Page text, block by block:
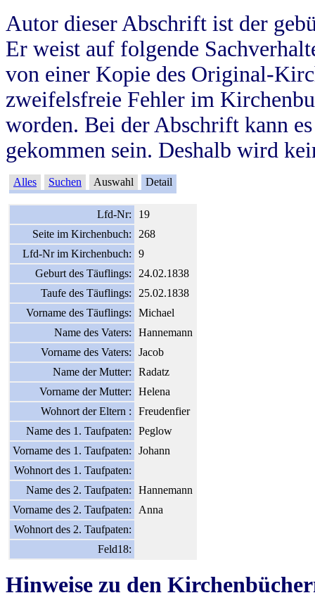
Autor dieser Abschrift ist der
Er weist auf folgende
von einer Kopie des Original-
zweifelsfreie Fehler im
worden. Bei der Abschrift kann
gekommen sein. Deshalb wird
Alles Suchen Auswahl Detail
Lfd-Nr:
19
Seite im Kirchenbuch:
268
Lfd-Nr im Kirchenbuch:
9
Geburt des Täuflings:
24.02.1838
Taufe des Täuflings:
25.02.1838
Vorname des Täuflings:
Michael
Name des Vaters:
Hannemann
Vorname des Vaters:
Jacob
Name der Mutter:
Radatz
Vorname der Mutter:
Helena
Wohnort der Eltern :
Freudenfier
Name des 1. Taufpaten:
Peglow
Vorname des 1. Taufpaten:
Johann
Wohnort des 1. Taufpaten:
Name des 2. Taufpaten:
Hannemann
Vorname des 2. Taufpaten:
Anna
Wohnort des 2. Taufpaten:
Feld18:
Hinweise zu den